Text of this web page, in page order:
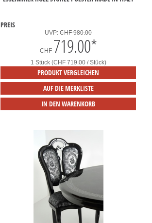
PREIS
UVP:CHF 980.00
CHF 719.00*
1 Stück (CHF 719.00 / Stück)
PRODUKT VERGLEICHEN
AUF DIE MERKLISTE
IN DEN WARENKORB